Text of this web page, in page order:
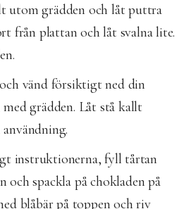
utom grädden och låt puttra
från plattan och låt svalna lite.
vänd försiktigt ned din
grädden. Låt stå kallt
instruktionerna, fyll tårtan
och spackla på chokladen på
blåbär på toppen och riv